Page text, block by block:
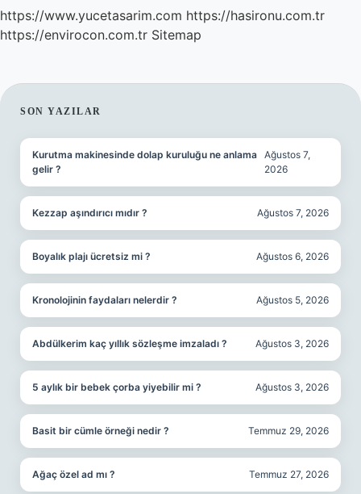
https://www.yucetasarim.com https://hasironu.com.tr
https://envirocon.com.tr Sitemap
SIDEBAR
SON YAZILAR
Kurutma makinesinde dolap kuruluğu ne anlama
gelir ?
Ağustos 7,
2026
Kezzap aşındırıcı mıdır ? Ağustos 7, 2026
Boyalık plajı ücretsiz mi ? Ağustos 6, 2026
Kronolojinin faydaları nelerdir ? Ağustos 5, 2026
Abdülkerim kaç yıllık sözleşme imzaladı ? Ağustos 3, 2026
5 aylık bir bebek çorba yiyebilir mi ? Ağustos 3, 2026
Basit bir cümle örneği nedir ? Temmuz 29, 2026
Ağaç özel ad mı ? Temmuz 27, 2026